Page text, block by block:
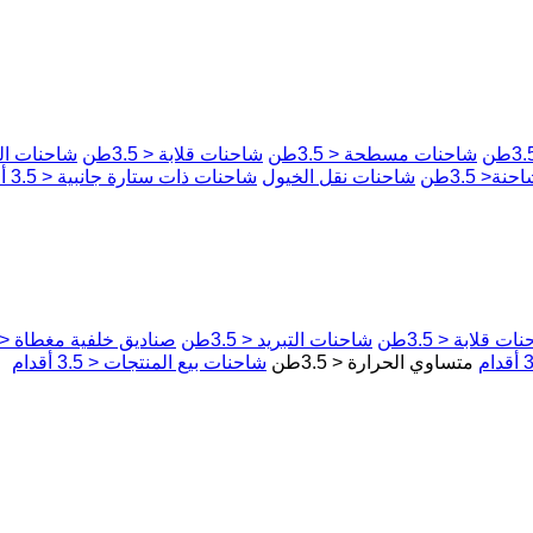
شاحنات مسطحة < 3.5طن شاحنات قلابة < 3.5طن
شاحنات
3.5طن
شاحنات نقل الخيول شاحنات ذات ستارة جانبية < 3.5 أقدام
قلابة < 3.5طن شاحنات التبريد < 3.5طن
صناديق خلفية مغطاة <
متساوي الحرارة < 3.5طن
شاحنات بيع المنتجات < 3.5 أقدام